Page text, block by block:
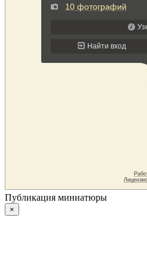
Публикация миниатюры
×